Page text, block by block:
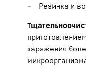
Резинка и
Тщательно
заражения